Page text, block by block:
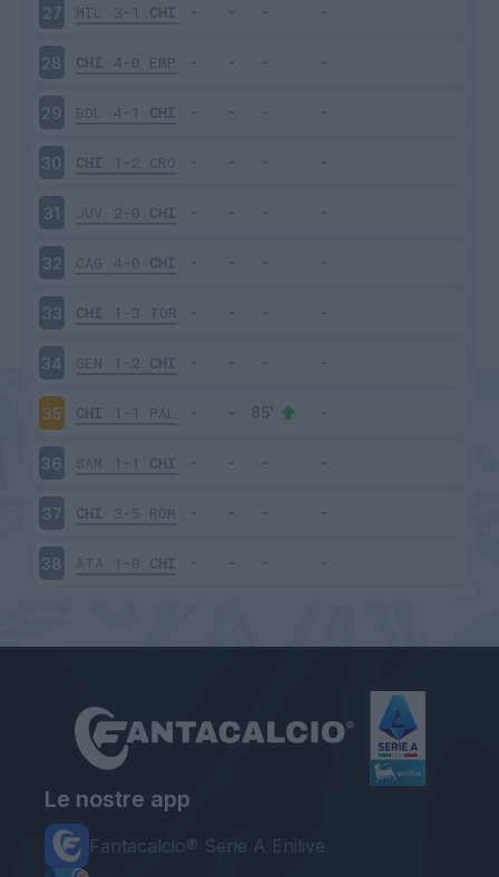
27 MIL 3-1 CHI
28 CHI 4-0 EMP
29 BOL 4-1 CHI
30 CHI 1-2 CRO
31 JUV 2-0 CHI
32 CAG 4-0 CHI
33 CHI 1-3 TOR
34 GEN 1-2 CHI
35 CHI 1-1 PAL
36 SAM 1-1 CHI
37 CHI 3-5 ROM
38 ATA 1-0 CHI
Le nostre app
Fantacalcio® Serie A Enilive